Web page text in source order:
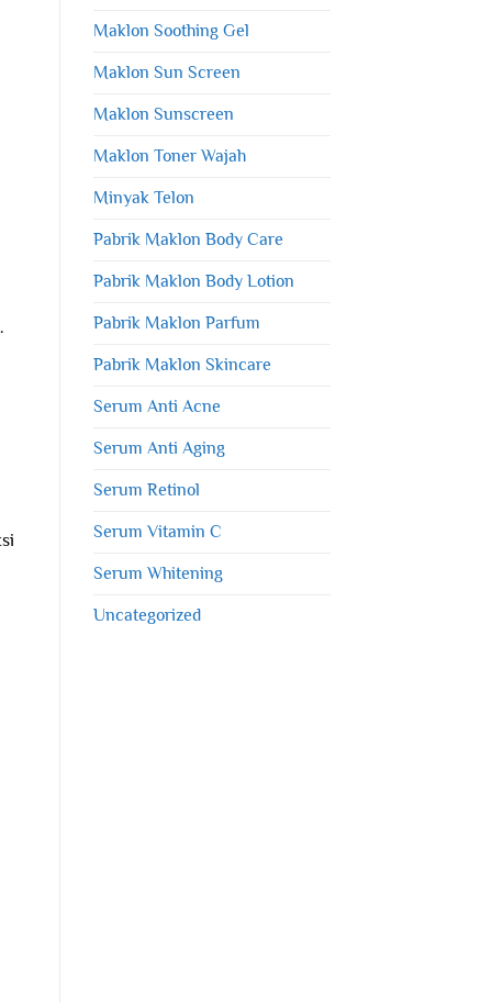
Maklon Soothing Gel
Maklon Sun Screen
Maklon Sunscreen
Maklon Toner Wajah
Minyak Telon
Pabrik Maklon Body Care
Pabrik Maklon Body Lotion
Pabrik Maklon Parfum
Pabrik Maklon Skincare
Serum Anti Acne
Serum Anti Aging
Serum Retinol
Serum Vitamin C
Serum Whitening
Uncategorized